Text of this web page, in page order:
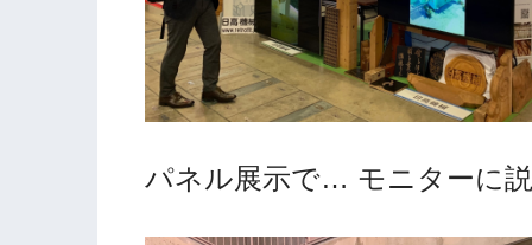
パネル展示で… モニターに